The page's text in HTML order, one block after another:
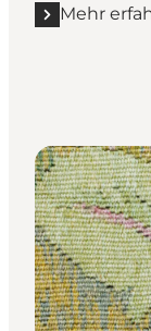
Mehr
Mehr